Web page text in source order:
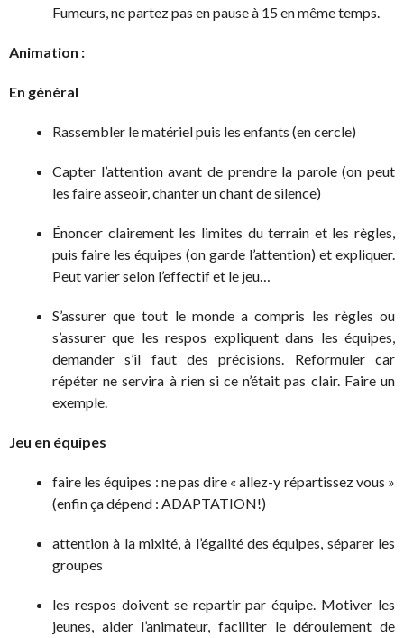
Fumeurs, ne partez pas en pause à 15 en même temps.
Animation :
En général
Rassembler le matériel puis les enfants (en cercle)
Capter l’attention avant de prendre la parole (on peut
les faire asseoir, chanter un chant de silence)
Énoncer clairement les limites du terrain et les règles,
puis faire les équipes (on garde l’attention) et expliquer.
Peut varier selon l’effectif et le jeu…
S’assurer que tout le monde a compris les règles ou
s’assurer que les respos expliquent dans les équipes,
demander s’il faut des précisions. Reformuler car
répéter ne servira à rien si ce n’était pas clair. Faire un
exemple.
Jeu en équipes
faire les équipes : ne pas dire « allez-y répartissez vous »
(enfin ça dépend : ADAPTATION!)
attention à la mixité, à l’égalité des équipes, séparer les
groupes
les respos doivent se repartir par équipe. Motiver les
jeunes, aider l’animateur, faciliter le déroulement de